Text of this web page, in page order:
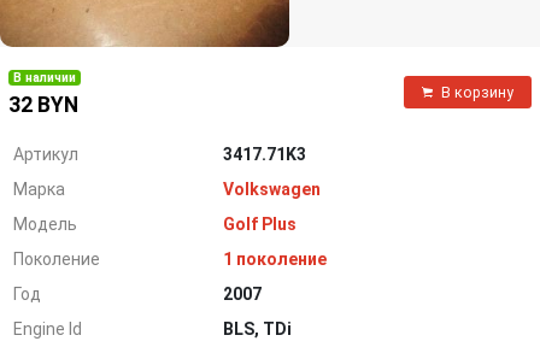
В наличии
32 BYN
В корзину
Артикул
3417.71K3
Марка
Volkswagen
Модель
Golf Plus
Поколение
1 поколение
Год
2007
Engine Id
BLS, TDi